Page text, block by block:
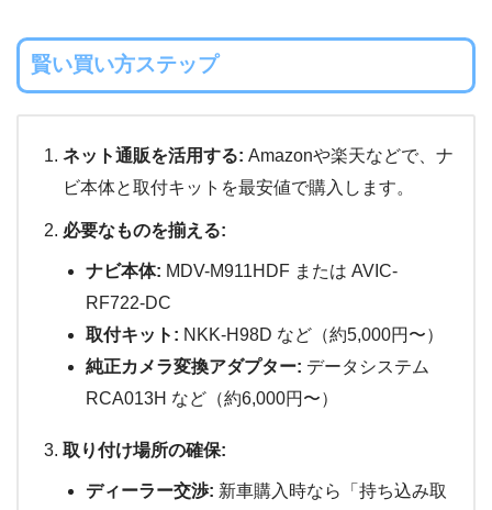
賢い買い方ステップ
ネット通販を活用する: Amazonや楽天などで、ナ
ビ本体と取付キットを最安値で購入します。
必要なものを揃える:
ナビ本体: MDV-M911HDF または AVIC-
RF722-DC
取付キット: NKK-H98D など（約5,000円〜）
純正カメラ変換アダプター: データシステム
RCA013H など（約6,000円〜）
取り付け場所の確保:
ディーラー交渉: 新車購入時なら「持ち込み取